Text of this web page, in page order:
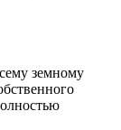
земному